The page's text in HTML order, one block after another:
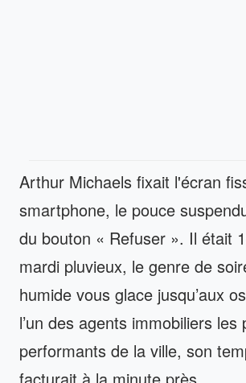
Arthur Michaels fixait l'écran
smartphone, le pouce
du bouton « Refuser ». Il était
mardi pluvieux, le genre de
humide vous glace jusqu’aux
l’un des agents immobiliers les
performants de la ville, son